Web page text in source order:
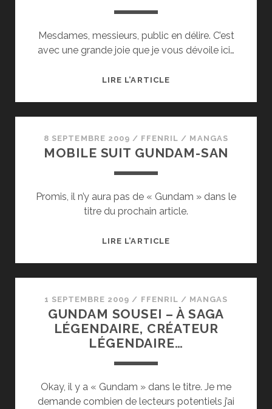
THE
SKY
Mesdames, messieurs, public en délire. C’est
avec une grande joie que je vous dévoile ici…
LIRE L’ARTICLEPROJET
0080
–
EST
UN
D’ENFANT
8 SEPTEMBRE 2009 / FFENRIL / MANGAS
MOBILE SUIT GUNDAM-SAN
Promis, il n’y aura pas de « Gundam » dans le
titre du prochain article.
LIRE L’ARTICLEMOBILE
1 SEPTEMBRE 2009 / FFENRIL / MANGAS
GUNDAM SOUSEI – À SAGA
LÉGENDAIRE, CRÉATEUR
LÉGENDAIRE…
Okay, il y a « Gundam » dans le titre. Je me
demande combien de lecteurs potentiels j’ai